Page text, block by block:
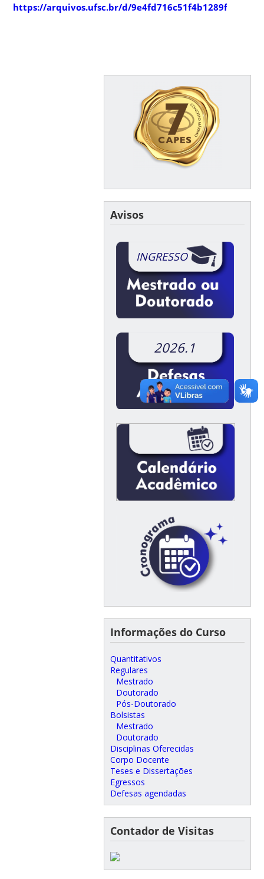
https://arquivos.ufsc.br/d/9e4fd716c51f4b1289fc/
Avisos
INGRESSO
2026.1
Informações do Curso
Quantitativos
Regulares
Mestrado
Doutorado
Pós-Doutorado
Bolsistas
Mestrado
Doutorado
Disciplinas Oferecidas
Corpo Docente
Teses e Dissertações
Egressos
Defesas agendadas
Contador de Visitas